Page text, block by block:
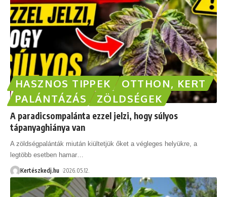
HASZNOS TIPPEK
OTTHON, KERT
PALÁNTÁZÁS
ZÖLDSÉGEK
A paradicsompalánta ezzel jelzi, hogy súlyos
tápanyaghiánya van
A zöldségpalánták miután kiültetjük őket a végleges helyükre, a
legtöbb esetben hamar
Kertészkedj.hu 2026.05.12.